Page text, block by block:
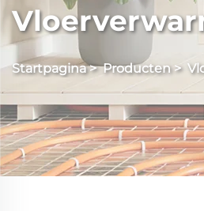
Startpagina>Producten>